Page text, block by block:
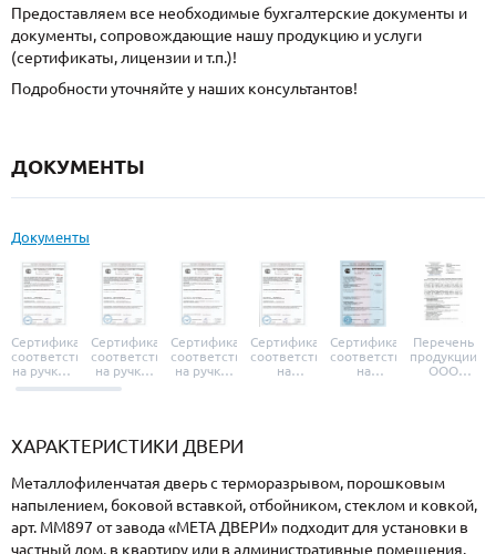
Предоставляем все необходимые бухгалтерские документы и
документы, сопровождающие нашу продукцию и услуги
(сертификаты, лицензии и т.п.)!
Подробности уточняйте у наших консультантов!
ДОКУМЕНТЫ
Документы
Сертификат
соответствия
на ручки и
броненакладки
Сертификат
соответствия
на ручки-
защелки
Сертификат
соответствия
на ручки-
Сертификат
соответствия
на
Сертификат
соответствия
на
Перечень
продукции
ООО
ХАРАКТЕРИСТИКИ ДВЕРИ
Металлофиленчатая дверь с терморазрывом, порошковым
напылением, боковой вставкой, отбойником, стеклом и ковкой,
арт. ММ897 от завода «МЕТА ДВЕРИ» подходит для установки в
частный дом, в квартиру или в административные помещения.